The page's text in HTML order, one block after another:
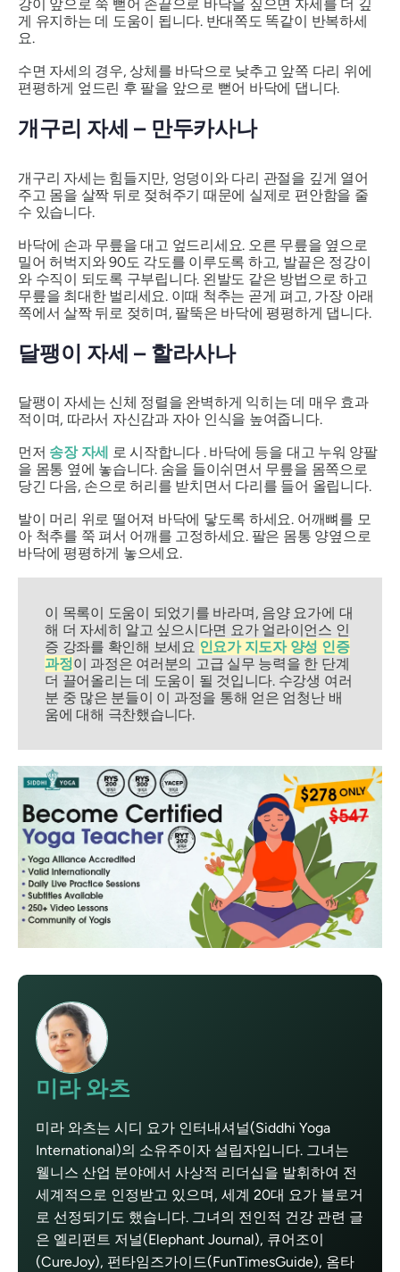
강이 앞으로 쭉 뻗어 손끝으로 바닥을 짚으면 자세를 더 깊
게 유지하는 데 도움이 됩니다. 반대쪽도 똑같이 반복하세
요.
수면 자세의 경우, 상체를 바닥으로 낮추고 앞쪽 다리 위에
편평하게 엎드린 후 팔을 앞으로 뻗어 바닥에 댑니다.
개구리 자세 – 만두카사나
개구리 자세는 힘들지만, 엉덩이와 다리 관절을 깊게 열어
주고 몸을 살짝 뒤로 젖혀주기 때문에 실제로 편안함을 줄
수 있습니다.
바닥에 손과 무릎을 대고 엎드리세요. 오른 무릎을 옆으로
밀어 허벅지와 90도 각도를 이루도록 하고, 발끝은 정강이
와 수직이 되도록 구부립니다. 왼발도 같은 방법으로 하고
무릎을 최대한 벌리세요. 이때 척추는 곧게 펴고, 가장 아래
쪽에서 살짝 뒤로 젖히며, 팔뚝은 바닥에 평평하게 댑니다.
달팽이 자세 – 할라사나
달팽이 자세는 신체 정렬을 완벽하게 익히는 데 매우 효과
적이며, 따라서 자신감과 자아 인식을 높여줍니다.
먼저 송장 자세 로 시작합니다 . 바닥에 등을 대고 누워 양팔
을 몸통 옆에 놓습니다. 숨을 들이쉬면서 무릎을 몸쪽으로
당긴 다음, 손으로 허리를 받치면서 다리를 들어 올립니다.
발이 머리 위로 떨어져 바닥에 닿도록 하세요. 어깨뼈를 모
아 척추를 쭉 펴서 어깨를 고정하세요. 팔은 몸통 양옆으로
바닥에 평평하게 놓으세요.
이 목록이 도움이 되었기를 바라며, 음양 요가에 대
해 더 자세히 알고 싶으시다면 요가 얼라이언스 인
증 강좌를 확인해 보세요 인요가 지도자 양성 인증
과정이 과정은 여러분의 고급 실무 능력을 한 단계
더 끌어올리는 데 도움이 될 것입니다. 수강생 여러
분 중 많은 분들이 이 과정을 통해 얻은 엄청난 배
움에 대해 극찬했습니다.
미라 와츠
미라 와츠는 시디 요가 인터내셔널(Siddhi Yoga
International)의 소유주이자 설립자입니다. 그녀는
웰니스 산업 분야에서 사상적 리더십을 발휘하여 전
세계적으로 인정받고 있으며, 세계 20대 요가 블로거
로 선정되기도 했습니다. 그녀의 전인적 건강 관련 글
은 엘리펀트 저널(Elephant Journal), 큐어조이
(CureJoy), 펀타임즈가이드(FunTimesGuide), 옴타